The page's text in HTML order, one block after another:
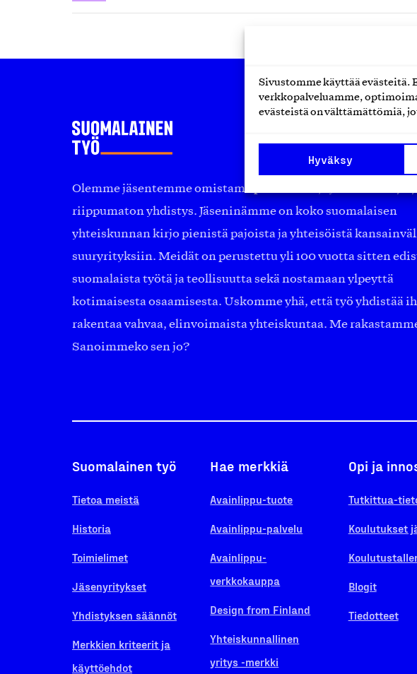
Sivustomme käyttää evästeitä.
verkkopalveluamme,
evästeistä on välttämättömiä,
Hyväksy
Olemme jäsentemme omistama puolueeton,
riippumaton yhdistys. Jäseninämme on koko suomalaisen
yhteiskunnan kirjo pienistä pajoista ja yhteisöistä
suuryrityksiin. Meidät on perustettu yli 100 vuotta sitten
suomalaista työtä ja teollisuutta sekä nostamaan ylpeyttä
kotimaisesta osaamisesta. Uskomme yhä, että työ yhdistää
rakentaa vahvaa, elinvoimaista yhteiskuntaa. Me
Sanoimmeko sen jo?
Suomalainen työ
Tietoa meistä
Historia
Toimielimet
Jäsenyritykset
Yhdistyksen säännöt
Merkkien kriteerit ja
käyttöehdot
Hae merkkiä
Avainlippu-tuote
Avainlippu-palvelu
Avainlippu-
verkkokauppa
Design from Finland
Yhteiskunnallinen
yritys -merkki
Opi ja
Tutkittua-
Koulutukset
Blogit
Tiedotteet